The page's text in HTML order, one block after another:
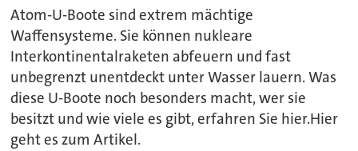
Atom-U-Boote sind extrem mächtige
Waffensysteme. Sie können nukleare
Interkontinentalraketen abfeuern und fast
unbegrenzt unentdeckt unter Wasser lauern. Was
diese U-Boote noch besonders macht, wer sie
besitzt und wie viele es gibt, erfahren Sie hier.Hier
geht es zum Artikel.